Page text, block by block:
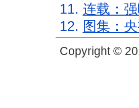
11. 连载：
12. 图集：
Copyright ©